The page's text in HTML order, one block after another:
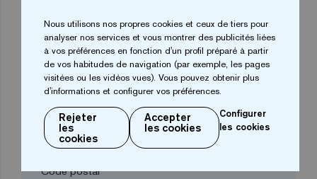
Entreprise*
Ville*
Code postal*
Nous utilisons nos propres cookies et ceux de tiers pour
analyser nos services et vous montrer des publicités liées
à vos préférences en fonction d'un profil préparé à partir
de vos habitudes de navigation (par exemple, les pages
visitées ou les vidéos vues). Vous pouvez obtenir plus
d'informations et configurer vos préférences.
Rejeter
les
cookies
Accepter
les cookies
Configurer
les cookies